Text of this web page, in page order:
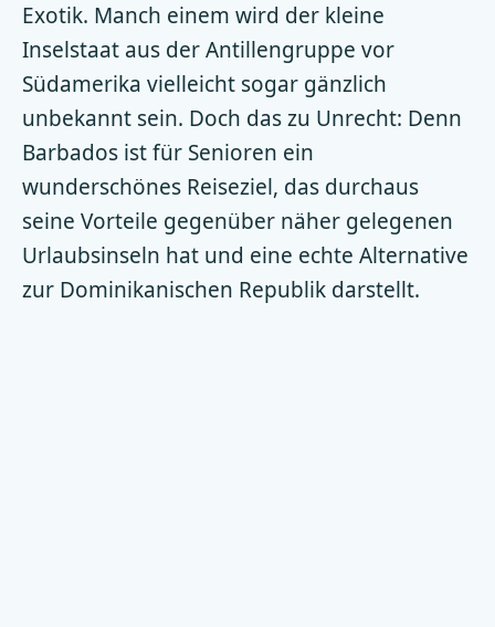
Exotik. Manch einem wird der kleine
Inselstaat aus der Antillengruppe vor
Südamerika vielleicht sogar gänzlich
unbekannt sein. Doch das zu Unrecht: Denn
Barbados ist für Senioren ein
wunderschönes Reiseziel, das durchaus
seine Vorteile gegenüber näher gelegenen
Urlaubsinseln hat und eine echte Alternative
zur Dominikanischen Republik darstellt.